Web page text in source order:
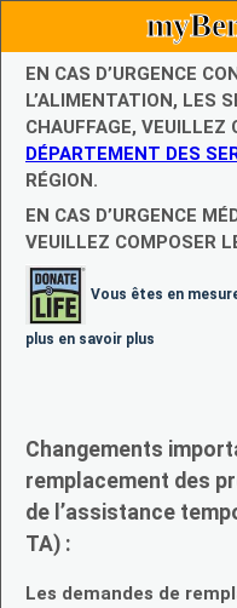
EN CAS D’URGENCE
L’ALIMENTATION, LES
CHAUFFAGE,
DÉPARTEMENT DES
RÉGION.
EN CAS D’URGENCE
VEUILLEZ COMPOSER
Vous êtes en
plus en savoir plus
Changements
remplacement des
de l’assistance
TA) :
Les demandes de